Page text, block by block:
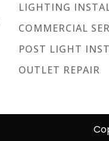
LIGHTING
COMMERCIAL
POST LIGHT
OUTLET REPAIR